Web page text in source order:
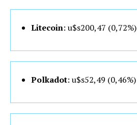
Litecoin: u$s200,47 (0,72%)
Polkadot: u$s52,49 (0,46%)